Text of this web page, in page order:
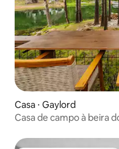
Casa ⋅ Gaylord
Casa de campo à beira